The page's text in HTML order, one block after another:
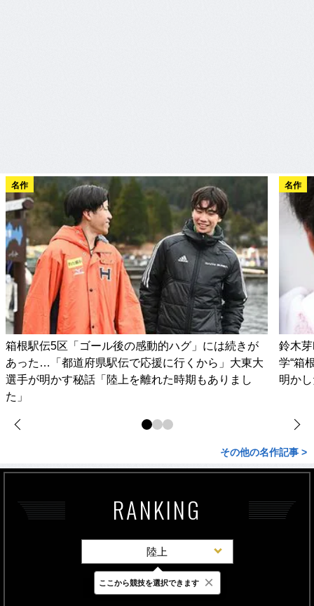
名作
箱根駅伝5区「ゴール後の感動的ハグ」には続きが
あった…「都道府県駅伝で応援に行くから」大東大
選手が明かす秘話「陸上を離れた時期もありまし
た」
名作
鈴木
学“箱
明か
その他の名作記事 >
RANKING
陸上
最新 24時間 週間
ここから競技を選択できます ×